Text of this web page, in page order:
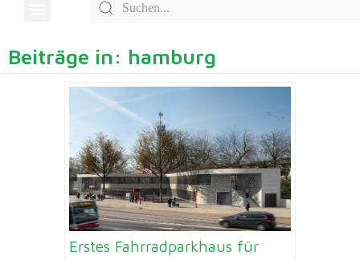
Beiträge in: hamburg
Erstes Fahrradparkhaus für